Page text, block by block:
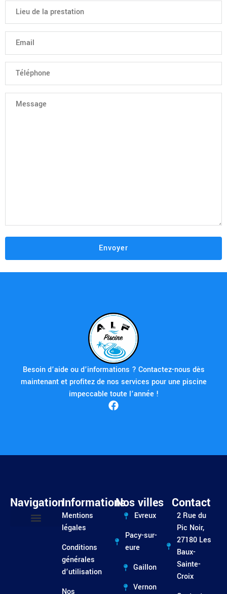
Besoin d’aide ou d’informations ? Contactez-nous dès
maintenant et profitez de nos services pour une piscine
impeccable toute l’année !
NavigationInformations
Mentions
légales
Conditions
générales
d’utilisation
Nos
Nos villes
Evreux
Pacy-sur-
eure
Gaillon
Vernon
Contact
2 Rue du
Pic Noir,
27180 Les
Baux-
Sainte-
Croix